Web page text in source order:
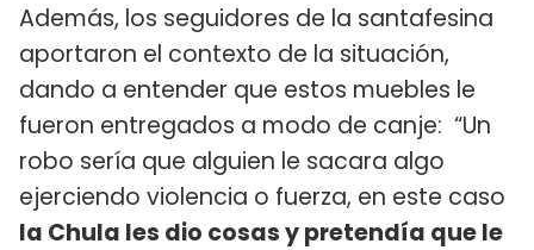
Además, los seguidores de la santafesina
aportaron el contexto de la situación,
dando a entender que estos muebles le
fueron entregados a modo de canje: “Un
robo sería que alguien le sacara algo
ejerciendo violencia o fuerza, en este caso
la Chula les dio cosas y pretendía que le